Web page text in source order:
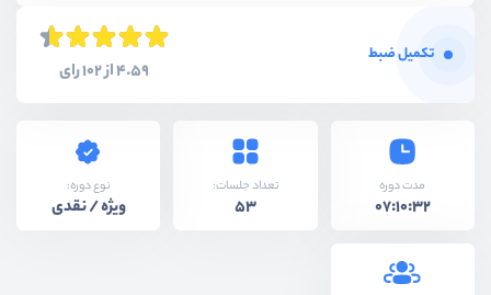
تکمیل ضبط
4.59 از 102 رای
مدت دوره
07:10:32
تعداد جلسات:
53
نوع دوره:
ویژه / نقدی